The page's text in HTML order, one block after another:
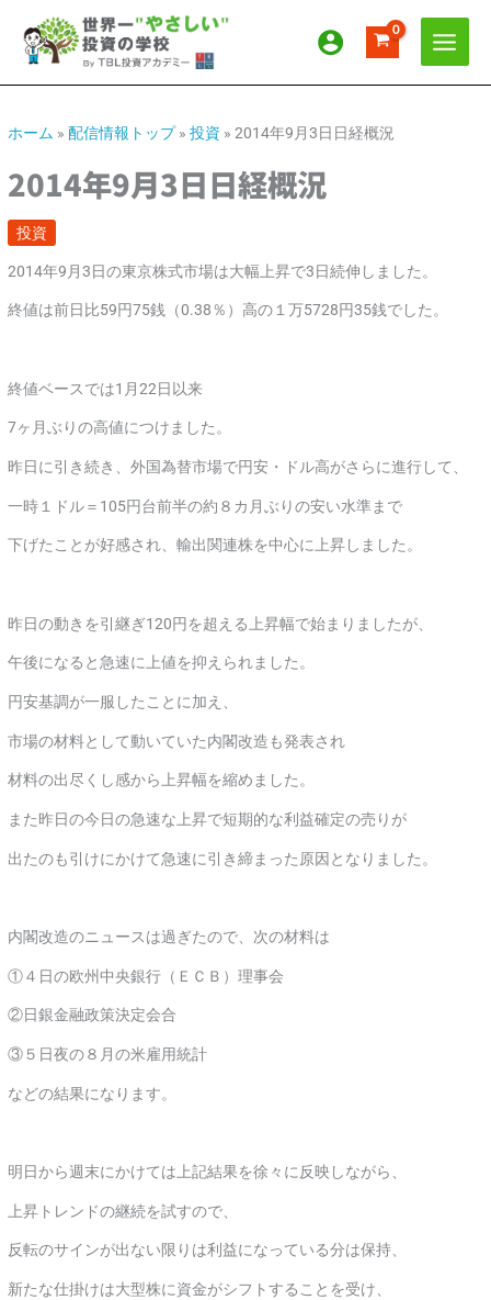
ス
ッホーム »配信情報トップ»投資 »2014年9月3日日経概況
2014年9月3日日経概況
投資
2014年9月3日の東京株式市場は大幅上昇で3日続伸しました。
終値は前日比59円75銭（0.38％）高の１万5728円35銭でした。
終値ベースでは1月22日以来
7ヶ月ぶりの高値につけました。
昨日に引き続き、外国為替市場で円安・ドル高がさらに進行して、
一時１ドル＝105円台前半の約８カ月ぶりの安い水準まで
下げたことが好感され、輸出関連株を中心に上昇しました。
昨日の動きを引継ぎ120円を超える上昇幅で始まりましたが、
午後になると急速に上値を抑えられました。
円安基調が一服したことに加え、
市場の材料として動いていた内閣改造も発表され
材料の出尽くし感から上昇幅を縮めました。
また昨日の今日の急速な上昇で短期的な利益確定の売りが
出たのも引けにかけて急速に引き締まった原因となりました。
内閣改造のニュースは過ぎたので、次の材料は
①４日の欧州中央銀行（ＥＣＢ）理事会
②日銀金融政策決定会合
③５日夜の８月の米雇用統計
などの結果になります。
明日から週末にかけては上記結果を徐々に反映しながら、
上昇トレンドの継続を試すので、
反転のサインが出ない限りは利益になっている分は保持、
新たな仕掛けは大型株に資金がシフトすることを受け、
ー
ブ
テ
ー